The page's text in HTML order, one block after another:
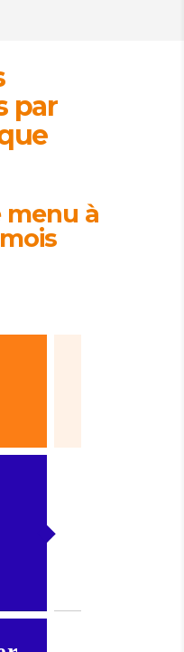
par
menu à